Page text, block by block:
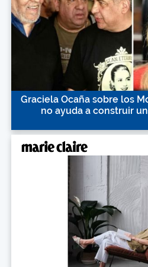
Graciela Ocaña sobre los
no ayuda a construir